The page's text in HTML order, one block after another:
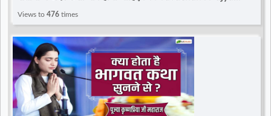
Krishnapriya Ji Maharaj | Total Bhakti
Views to 476 times